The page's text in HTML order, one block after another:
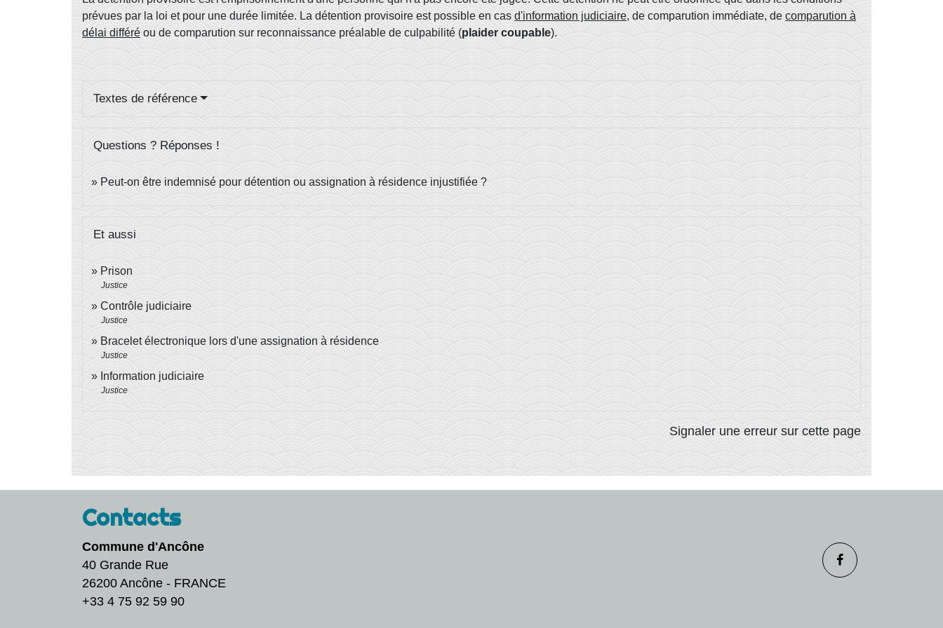
prévues par la loi et pour une durée limitée. La détention provisoire est possible en cas d'information judiciaire, de comparution immédiate, de comparution à
délai différé ou de comparution sur reconnaissance préalable de culpabilité (plaider coupable).
Textes de référence
Questions ? Réponses !
Peut-on être indemnisé pour détention ou assignation à résidence injustifiée ?
Et aussi
Prison
Justice
Contrôle judiciaire
Justice
Bracelet électronique lors d'une assignation à résidence
Justice
Information judiciaire
Justice
Signaler une erreur sur cette page
Contacts
Commune d'Ancône
40 Grande Rue
26200 Ancône - FRANCE
+33 4 75 92 59 90